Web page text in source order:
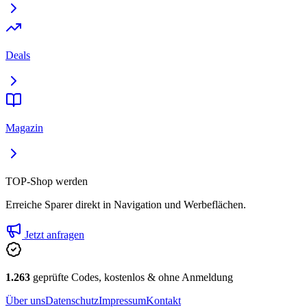
Deals
Magazin
TOP-Shop werden
Erreiche Sparer direkt in Navigation und Werbeflächen.
Jetzt anfragen
1.263 geprüfte Codes, kostenlos & ohne Anmeldung
Über unsDatenschutzImpressumKontakt